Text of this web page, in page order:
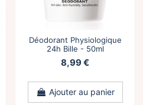
Déodorant Physiologique
24h Bille - 50ml
8,99 €
Ajouter au panier